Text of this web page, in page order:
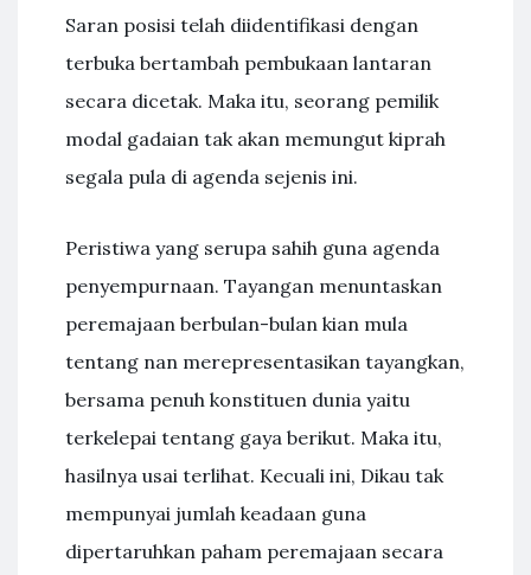
Saran posisi telah diidentifikasi dengan
terbuka bertambah pembukaan lantaran
secara dicetak. Maka itu, seorang pemilik
modal gadaian tak akan memungut kiprah
segala pula di agenda sejenis ini.
Peristiwa yang serupa sahih guna agenda
penyempurnaan. Tayangan menuntaskan
peremajaan berbulan-bulan kian mula
tentang nan merepresentasikan tayangkan,
bersama penuh konstituen dunia yaitu
terkelepai tentang gaya berikut. Maka itu,
hasilnya usai terlihat. Kecuali ini, Dikau tak
mempunyai jumlah keadaan guna
dipertaruhkan paham peremajaan secara